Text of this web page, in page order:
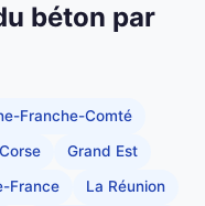
béton par
Franche-Comté
Corse Grand Est
France La Réunion